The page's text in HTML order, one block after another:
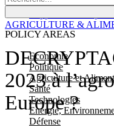
POLICY AREAS
Economie
Politique
Agriculture et
Santé
Technologies
Energie,
Défense
2023 à
Europe ?
AGRICULTURE &